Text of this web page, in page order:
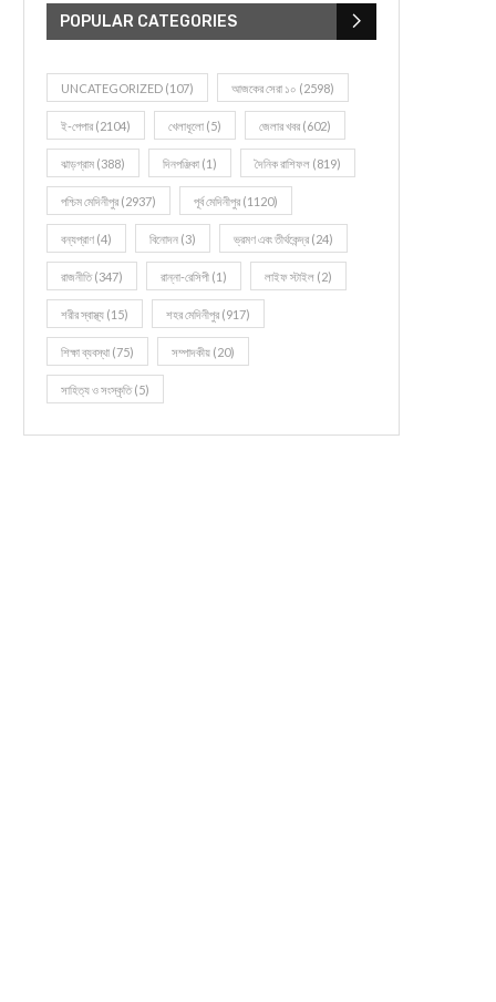
POPULAR CATEGORIES
UNCATEGORIZED (107) আজকের সেরা ১০ (2598)
ই-পেপার (2104) খেলাধূলো (5) জেলার খবর (602)
ঝাড়গ্রাম (388) দিনপঞ্জিকা (1) দৈনিক রাশিফল (819)
পশ্চিম মেদিনীপুর (2937) পূর্ব মেদিনীপুর (1120)
বন্যপ্রাণ (4) বিনোদন (3) ভ্রমণ এবং তীর্থকেন্দ্র (24)
রাজনীতি(347) রান্না-রেসিপী (1) লাইফ স্টাইল (2)
শরীর স্বাস্থ্য (15) শহর মেদিনীপুর (917)
শিক্ষা ব্যবস্থা (75) সম্পাদকীয় (20)
সাহিত্য ও সংস্কৃতি(5)